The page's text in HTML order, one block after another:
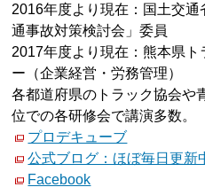
2016年度より現在：国土交
通事故対策検討会」委員
2017年度より現在：熊本県
ー（企業経営・労務管理）
各都道府県のトラック協会や
位での各研修会で講演多数。
プロデキューブ
公式ブログ：ほぼ毎日更新
Facebook